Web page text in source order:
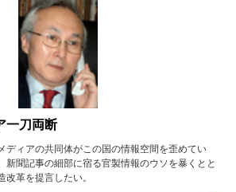
一刀両断
ディアの共同体がこの国の情報空間を歪めてい
新聞記事の細部に宿る官製情報のウソを暴くとと
改革を提言したい。